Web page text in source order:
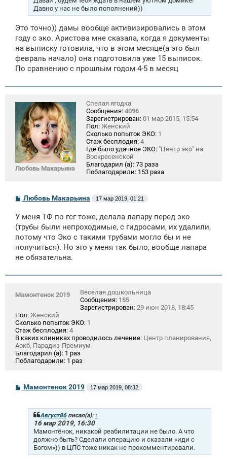
Давно у нас не было пополнений))
Это точно)) дамы вообще активизировались в этом
году с эко. Аристова мне сказала, когда я документы
на выписку готовила, что в этом месяце(а это был
февраль начало) она подготовила уже 15 выписок.
По сравнению с прошлым годом 4-5 в месяц
Любовь Макарьина
Спелая ягодка
Сообщения: 4096
Зарегистрирован: 01 мар 2015, 15:54
Пол: Женский
Сколько попыток ЭКО: 1
Стаж бесплодия: 4
Где было удачное ЭКО: "Центр эко" на
Воскресенской
Благодарил (а): 73 раза
Поблагодарили: 153 раза
С
б
щ
е
н
и
Любовь Макарьина 17 мар 2019, 01:21
У меня ТФ по гсг тоже, делала лапару перед эко
(трубы были непроходимые, с гидросами, их удалили,
потому что Эко с такими трубами могло бы и не
получиться). Но это у меня так было, вообще лапара
не обязательна.
Мамонтенок 2019
Веселая дошкольница
Сообщения: 155
Зарегистрирован: 29 июн 2018, 18:45
Пол: Женский
Сколько попыток ЭКО: 1
Стаж бесплодия: 4
В каких клиниках проводилось лечение: Центр планирования,
Аокб, Парадиз-Премиум
Благодарил (а): 1 раз
Поблагодарили: 1 раз
СМамонтенок 2019 17 мар 2019, 08:32
Август86писал(а): ↑
16 мар 2019, 16:30
Мамонтёнок, никакой реабилитации не было. А что
должно быть? Сделали операцию и сказали «иди с
Богом»)) в ЦПС тоже никак не прокомментировали.